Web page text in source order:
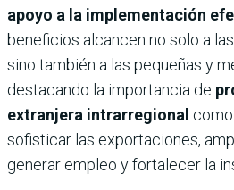
apoyo a la implementación
beneficios alcancen no solo a
sino también a las pequeñas y
destacando la importancia de
extranjera intrarregional
sofisticar las exportaciones,
generar empleo y fortalecer la